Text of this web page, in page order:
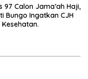
97 Calon Jama’ah Haji,
Bungo Ingatkan CJH